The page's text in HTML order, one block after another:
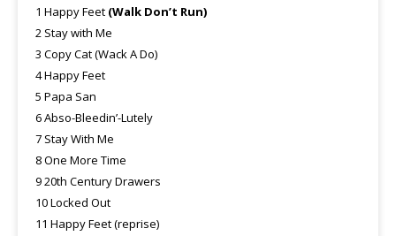
1 Happy Feet (Walk Don’t Run)
2 Stay with Me
3 Copy Cat (Wack A Do)
4 Happy Feet
5 Papa San
6 Abso-Bleedin’-Lutely
7 Stay With Me
8 One More Time
9 20th Century Drawers
10 Locked Out
11 Happy Feet (reprise)